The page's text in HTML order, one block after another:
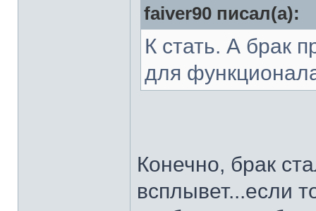
faiver90 писал(а):
К стать. А брак
для
Конечно, брак
всплывет...если